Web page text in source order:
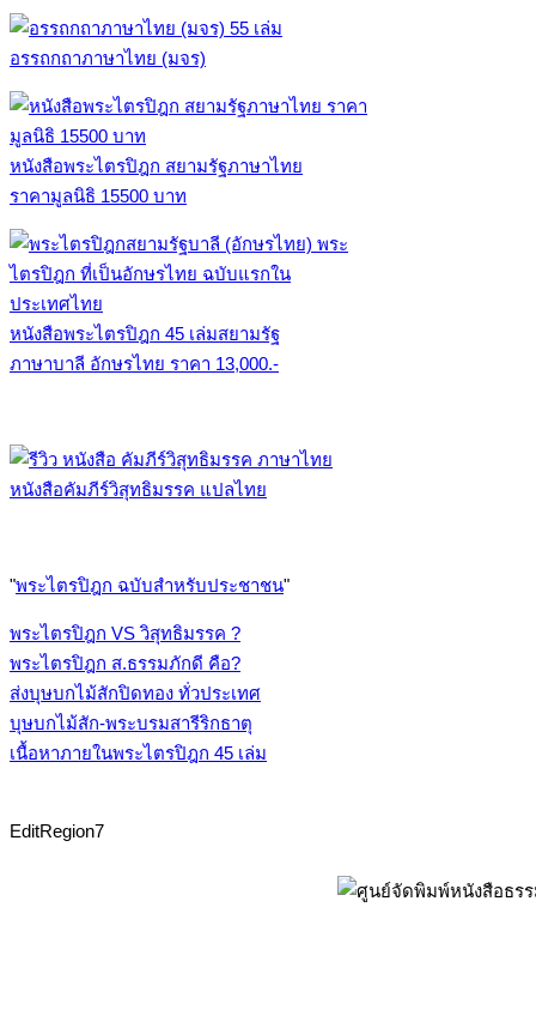
อรรถกถาภาษาไทย (มจร)
หนังสือพระไตรปิฎก สยามรัฐภาษาไทย
ราคามูลนิธิ 15500 บาท
หนังสือพระไตรปิฎก 45 เล่มสยามรัฐ
ภาษาบาลี อักษรไทย ราคา 13,000.-
หนังสือคัมภีร์วิสุทธิมรรค แปลไทย
"พระไตรปิฎก ฉบับสำหรับประชาชน"
พระไตรปิฎก VS วิสุทธิมรรค ?
พระไตรปิฎก ส.ธรรมภักดี คือ?
ส่งบุษบกไม้สักปิดทอง ทั่วประเทศ
บุษบกไม้สัก-พระบรมสารีริกธาตุ
เนื้อหาภายในพระไตรปิฎก 45 เล่ม
EditRegion7